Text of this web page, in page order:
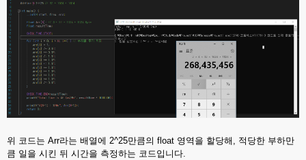
위 코드는 Arr라는 배열에 2^25만큼의 float 영역을 할당해, 적당한 부하만
큼 일을 시킨 뒤 시간을 측정하는 코드입니다.